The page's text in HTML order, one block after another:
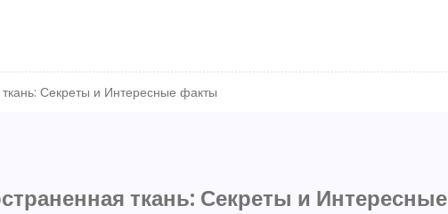
Секреты и Интересные факты
ткань: Секреты и Интересные